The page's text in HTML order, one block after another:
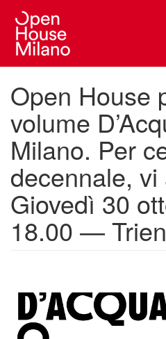
contenuto
principale
Open House
volume
Milano. Per
decennale,
Giovedì 30
18.00 —